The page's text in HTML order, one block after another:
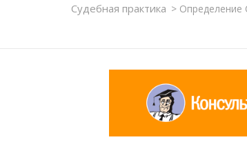
Судебная практика >Определение